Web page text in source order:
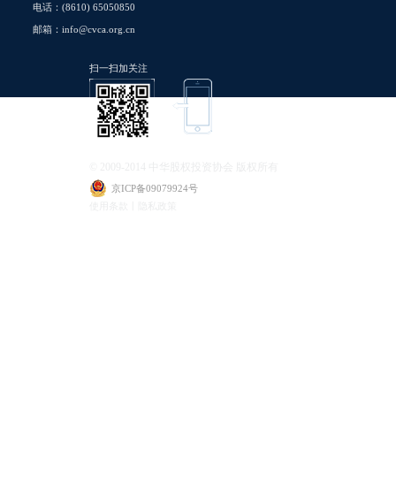
电话：(8610) 65050850
邮箱：info@cvca.org.cn
扫一扫加关注
京ICP备09079924号